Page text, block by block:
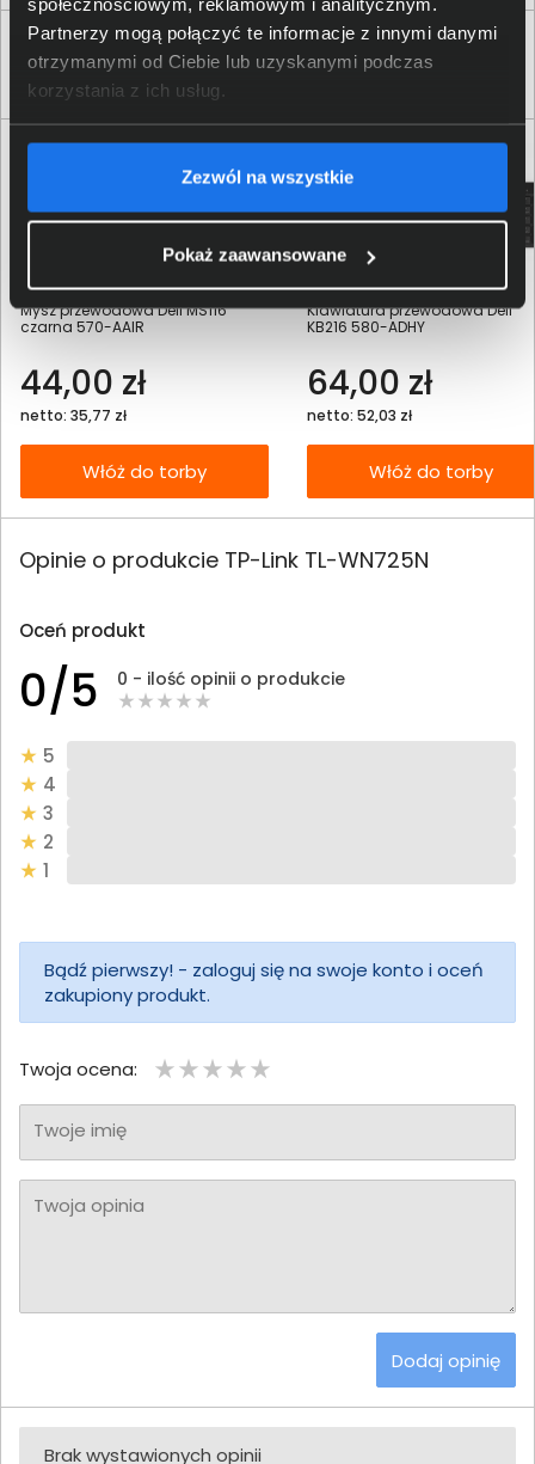
Partnerzy mogą połączyć te informacje z innymi danymi
otrzymanymi od Ciebie lub uzyskanymi podczas
korzystania z ich usług.
Zezwól na wszystkie
Pokaż zaawansowane
Klienci, którzy kupili ten produkt często
wybierali również
Mysz przewodowa Dell MS116
czarna 570-AAIR
44,00 zł
netto: 35,77 zł
Włóż do torby
Klawiatura przewodowa Dell
KB216 580-ADHY
64,00 zł
netto: 52,03 zł
Włóż do torby
Opinie o produkcie TP-Link TL-WN725N
Oceń produkt
0/5 0 - ilość opinii o produkcie
5
4
3
2
1
Bądź pierwszy! - zaloguj się na swoje konto i oceń
zakupiony produkt.
Twoja ocena:
Twoje imię
Twoja opinia
Dodaj opinię
Brak wystawionych opinii